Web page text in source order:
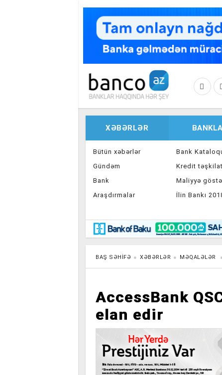
XƏBƏRLƏR
Bütün xəbərlər
Gündəm
Bank
Araşdırmalar
Maraqlı
BancoTV
Müsahibə
Bank
Kredit
Maliyyə
İlin Bankı
BAŞ SƏHIFƏ XƏBƏRLƏR MƏQALƏLƏR
AccessBank
elan edir